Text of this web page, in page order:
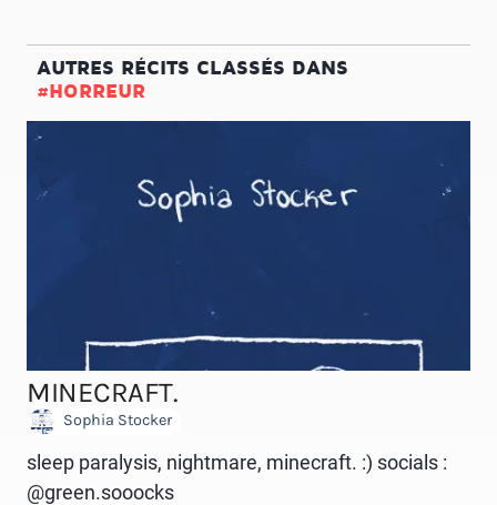
AUTRES RÉCITS CLASSÉS DANS
#HORREUR
MINECRAFT.
Sophia Stocker
sleep paralysis, nightmare, minecraft. :) socials :
@green.sooocks